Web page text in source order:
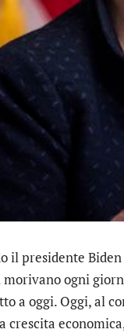
il presidente
ogni
a oggi. Oggi, al
crescita